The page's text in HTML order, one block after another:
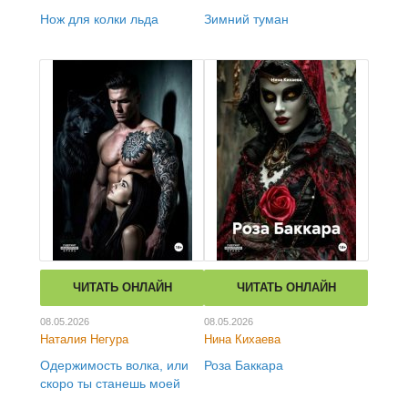
Нож для колки льда Зимний туман
ЧИТАТЬ ОНЛАЙН
08.05.2026
Наталия Негура
Одержимость волка, или
скоро ты станешь моей
ЧИТАТЬ ОНЛАЙН
08.05.2026
Нина Кихаева
Роза Баккара